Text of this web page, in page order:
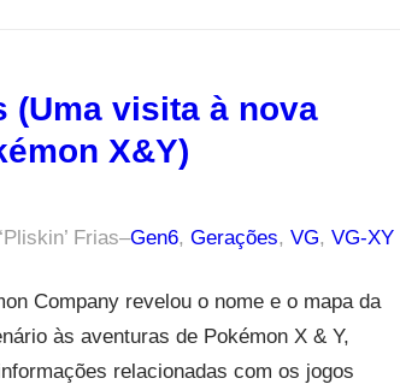
(Uma visita à nova
X&Y)
Frias–Gen6, Gerações, VG, VG-XY
Company revelou o nome e o mapa da
às aventuras de Pokémon X & Y,
relacionadas com os jogos